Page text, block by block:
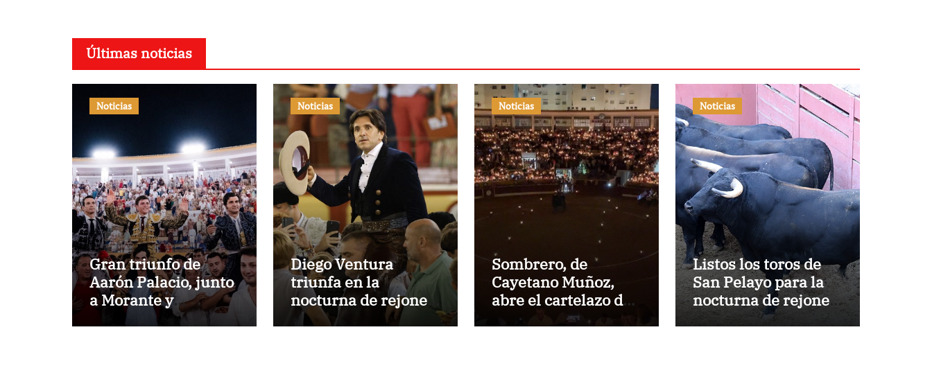
Últimas noticias
Noticias
Gran triunfo de
Aarón Palacio, junto
a Morante y
Manzanares, en
Noticias
Diego Ventura
triunfa en la
nocturna de rejones
de El Puerto
Noticias
Sombrero, de
Cayetano Muñoz,
abre el cartelazo de
Marbella
Noticias
Listos los toros de
San Pelayo para la
nocturna de rejones
en El Puerto